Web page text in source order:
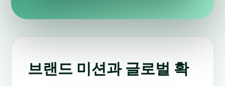
브랜드 미션과 글로벌 확